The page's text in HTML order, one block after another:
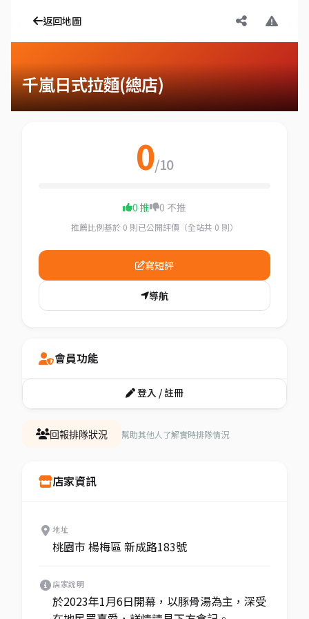
返回地圖
千嵐日式拉麵(總店)
回報排隊狀況 幫助其他人了解實時排隊情況
店家資訊
地址
桃園市 楊梅區 新成路183號
店家說明
於2023年1月6日開幕，以豚骨湯為主，深受
0/10
0 推 0 不推
推薦比例基於 0 則已公開評價（全站共 0 則）
寫短評
導航
會員功能
登入 / 註冊